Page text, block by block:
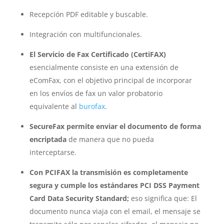
Recepción PDF editable y buscable.
Integración con multifuncionales.
El Servicio de Fax Certificado (CertiFAX)
esencialmente consiste en una extensión de
eComFax, con el objetivo principal de incorporar
en los envíos de fax un valor probatorio
equivalente al burofax.
SecureFax permite enviar el documento de forma
encriptadade manera que no pueda
interceptarse.
Con PCIFAX la transmisión es completamente
segura y cumple los estándares PCI DSS Payment
Card Data Security Standard; eso significa que: El
documento nunca viaja con el email, el mensaje se